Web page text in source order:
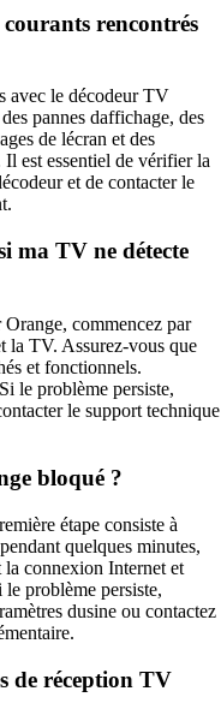
courants rencontrés
avec le décodeur TV
pannes daffichage, des
de lécran et des
est essentiel de vérifier la
et de contacter le
ma TV ne détecte
commencez par
la TV. Assurez-vous que
et fonctionnels.
le problème persiste,
le support technique
bloqué ?
étape consiste à
quelques minutes,
connexion Internet et
le problème persiste,
dusine ou contactez
de réception TV